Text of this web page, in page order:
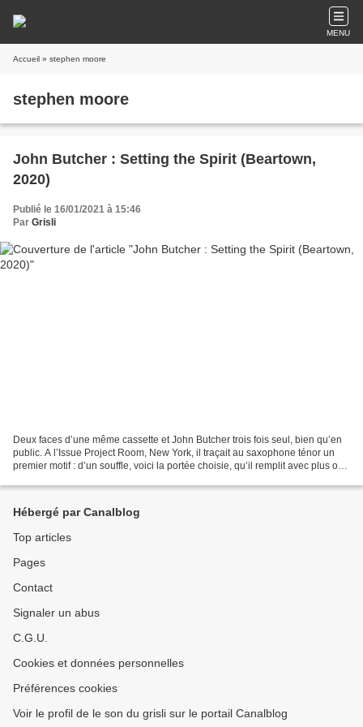
MENU
Accueil » stephen moore
stephen moore
John Butcher : Setting the Spirit (Beartown,
2020)
Publié le 16/01/2021 à 15:46
Par Grisli
Deux faces d’une même cassette et John Butcher trois fois seul, bien qu’en
public. A l’Issue Project Room, New York, il traçait au saxophone ténor un
premier motif : d’un souffle, voici la portée choisie, qu’il remplit avec plus ou
Hébergé par Canalblog
Top articles
Pages
Contact
Signaler un abus
C.G.U.
Cookies et données personnelles
Préférences cookies
Voir le profil de le son du grisli sur le portail Canalblog